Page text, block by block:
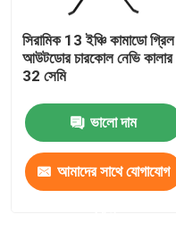
সিরামিক 13 ইঞ্চি কামাডো গ্রিল
আউটডোর চারকোল নেভি কালার
32 সেমি
ভালো দাম
আমাদের সাথে যোগাযোগ